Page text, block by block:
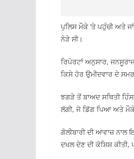
ਪੁਲਿਸ ਮੌਕੇ ‘ਤੇ ਪਹੁੰਚੀ ਅਤੇ
ਨੇੜੇ ਸੀ।
ਰਿਪੋਰਟਾਂ ਅਨੁਸਾਰ,
ਕਿਸੇ ਹੋਰ ਉਮੀਦਵਾਰ ਦੇ
ਝਗੜੇ ਤੋਂ ਬਾਅਦ ਸਥਿਤੀ
ਲੱਗੀ, ਜੋ ਡਿੱਗ ਪਿਆ ਅਤੇ
ਗੋਲੀਬਾਰੀ ਦੀ ਆਵਾਜ਼
ਦਖਲ ਦੇਣ ਦੀ ਕੋਸ਼ਿਸ਼ ਕੀਤੀ,